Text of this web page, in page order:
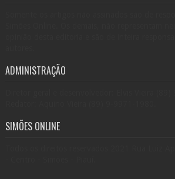
ADMINISTRAÇÃO
SIMÕES ONLINE